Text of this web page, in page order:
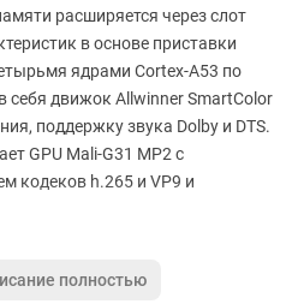
расширяется через слот
в основе приставки
ядрами Cortex-A53 по
себя движок Allwinner SmartColor
поддержку звука Dolby и DTS.
GPU Mali-G31 MP2 с
кодеков h.265 и VP9 и
– прием сигнала сети
полностью